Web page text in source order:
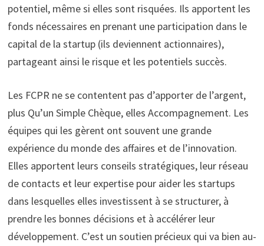
potentiel, même si elles sont risquées. Ils apportent les
fonds nécessaires en prenant une participation dans le
capital de la startup (ils deviennent actionnaires),
partageant ainsi le risque et les potentiels succès.
Les FCPR ne se contentent pas d’apporter de l’argent,
plus Qu’un Simple Chèque, elles Accompagnement. Les
équipes qui les gèrent ont souvent une grande
expérience du monde des affaires et de l’innovation.
Elles apportent leurs conseils stratégiques, leur réseau
de contacts et leur expertise pour aider les startups
dans lesquelles elles investissent à se structurer, à
prendre les bonnes décisions et à accélérer leur
développement. C’est un soutien précieux qui va bien au-